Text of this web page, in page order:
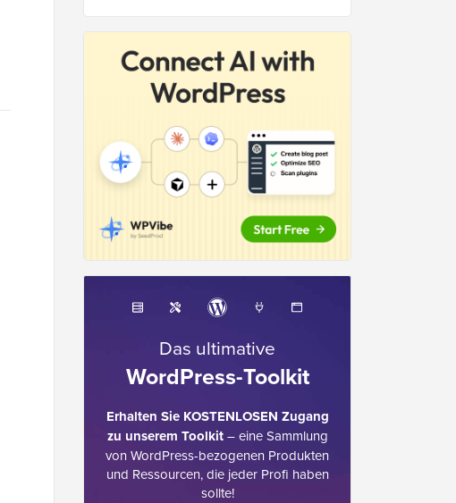
Das ultimative
WordPress-Toolkit
Erhalten Sie KOSTENLOSEN Zugang
zu unserem Toolkit– eine Sammlung
von WordPress-bezogenen Produkten
und Ressourcen, die jeder Profi haben
sollte!